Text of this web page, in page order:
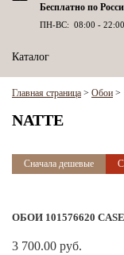
Бесплатно по
ПН-ВС: 08:00 - 22:00
Каталог
Главная страница > Обои >
NATTE
Сначала дешевые
ОБОИ 101576620
3 700.00 руб.